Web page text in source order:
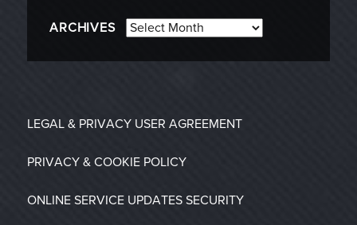
ARCHIVES Archives
LEGAL & PRIVACY USER AGREEMENT
PRIVACY & COOKIE POLICY
ONLINE SERVICE UPDATES SECURITY